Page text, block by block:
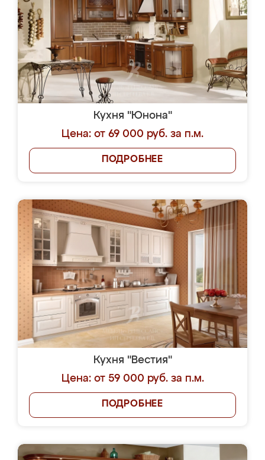
Кухня "Юнона"
Цена: от 69 000 руб. за п.м.
ПОДРОБНЕЕ
Кухня "Вестия"
Цена: от 59 000 руб. за п.м.
ПОДРОБНЕЕ